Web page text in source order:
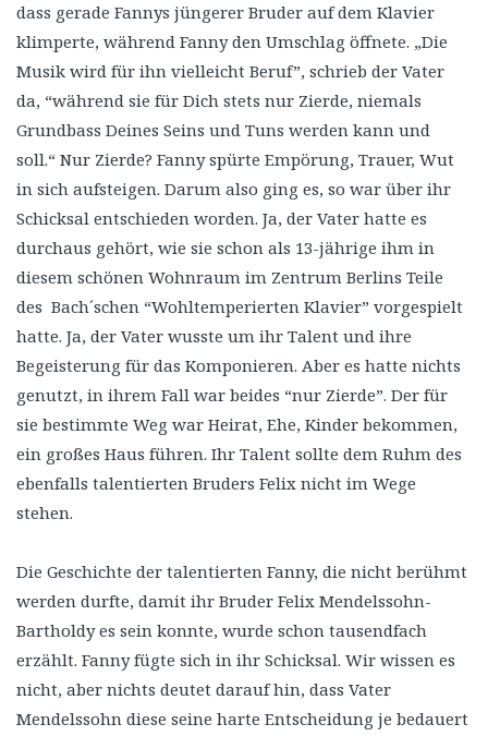
dass gerade Fannys jüngerer Bruder auf dem Klavier
klimperte, während Fanny den Umschlag öffnete. „Die
Musik wird für ihn vielleicht Beruf”, schrieb der Vater
da, “während sie für Dich stets nur Zierde, niemals
Grundbass Deines Seins und Tuns werden kann und
soll.“ Nur Zierde? Fanny spürte Empörung, Trauer, Wut
in sich aufsteigen. Darum also ging es, so war über ihr
Schicksal entschieden worden. Ja, der Vater hatte es
durchaus gehört, wie sie schon als 13-jährige ihm in
diesem schönen Wohnraum im Zentrum Berlins Teile
des Bach´schen “Wohltemperierten Klavier” vorgespielt
hatte. Ja, der Vater wusste um ihr Talent und ihre
Begeisterung für das Komponieren. Aber es hatte nichts
genutzt, in ihrem Fall war beides “nur Zierde”. Der für
sie bestimmte Weg war Heirat, Ehe, Kinder bekommen,
ein großes Haus führen. Ihr Talent sollte dem Ruhm des
ebenfalls talentierten Bruders Felix nicht im Wege
stehen.
Die Geschichte der talentierten Fanny, die nicht berühmt
werden durfte, damit ihr Bruder Felix Mendelssohn-
Bartholdy es sein konnte, wurde schon tausendfach
erzählt. Fanny fügte sich in ihr Schicksal. Wir wissen es
nicht, aber nichts deutet darauf hin, dass Vater
Mendelssohn diese seine harte Entscheidung je bedauert